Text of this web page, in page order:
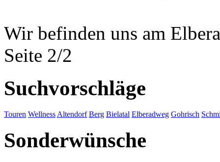
Wir befinden uns am
Seite 2/2
Suchvorschläge
Touren Wellness Altendorf Berg Bielatal Elberadweg Gohrisch
Sonderwünsche